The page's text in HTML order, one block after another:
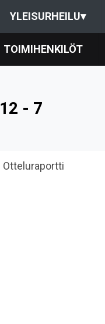
YLEISURHEILU▾
TOIMIHENKILÖT
12 - 7
Otteluraportti